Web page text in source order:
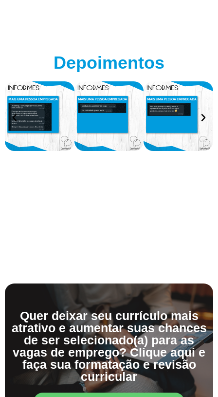
Depoimentos
Quer deixar seu currículo mais
atrativo e aumentar suas chances
de ser selecionado(a) para as
vagas de emprego? Clique aqui e
faça sua formatação e revisão
curricular